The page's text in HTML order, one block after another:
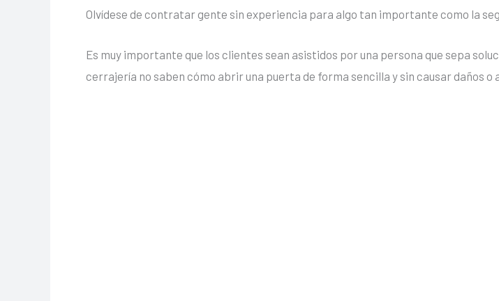
Olvídese de contratar gente sin experiencia para algo tan importante como la
Es muy importante que los clientes sean asistidos por una persona que sepa
cerrajería no saben cómo abrir una puerta de forma sencilla y sin causar daños